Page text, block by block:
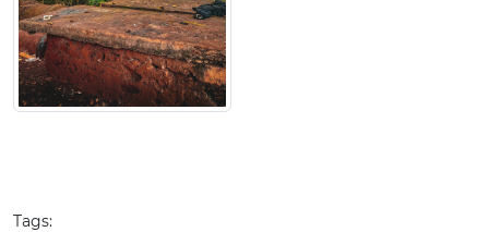
Tags: